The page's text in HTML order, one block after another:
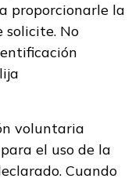
YA
proporcionarle la
solicite. No
voluntaria
el uso de la
Cuando